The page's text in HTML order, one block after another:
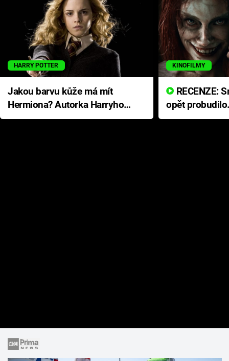
HARRY POTTER
Jakou barvu kůže má mít
Hermiona? Autorka Harryho
Pottera přišla s ráznou
KINOFILMY
opět
přichází s